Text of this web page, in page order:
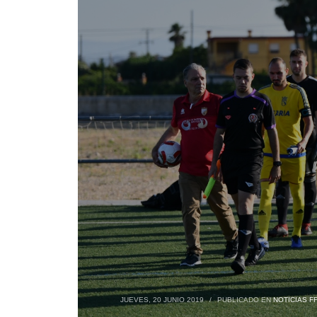
JUEVES, 20 JUNIO 2019 / PUBLICADO ENNOTICIAS